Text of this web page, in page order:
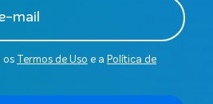
os Termos de Uso e a Política de